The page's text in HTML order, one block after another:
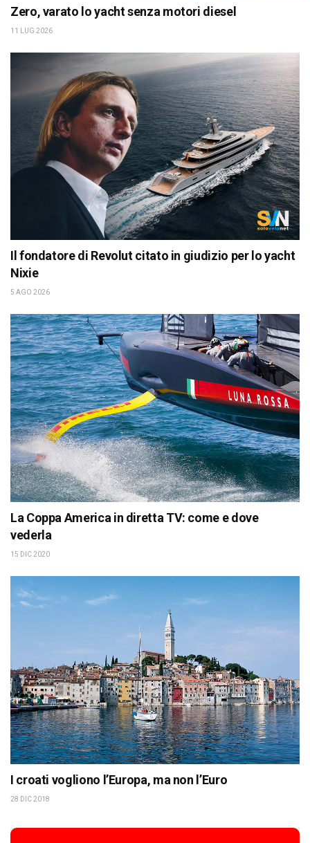
Zero, varato lo yacht senza motori diesel
11 LUG 2026
Il fondatore di Revolut citato in giudizio per lo yacht
Nixie
5 AGO 2026
La Coppa America in diretta TV: come e dove
vederla
15 DIC 2020
I croati vogliono l’Europa, ma non l’Euro
28 DIC 2018